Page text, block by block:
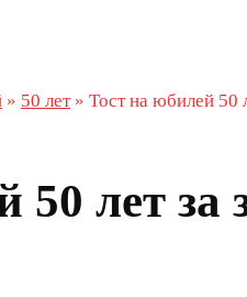
» 50 лет» Тост на юбилей 50
лет за